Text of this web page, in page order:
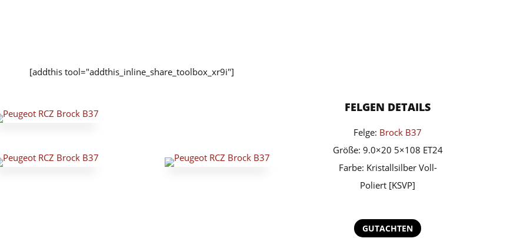
[addthis tool="addthis_inline_share_toolbox_xr9i"]
FELGEN DETAILS
Felge: Brock B37
Größe: 9.0×20 5×108 ET24
Farbe: Kristallsilber Voll-
Poliert [KSVP]
GUTACHTEN